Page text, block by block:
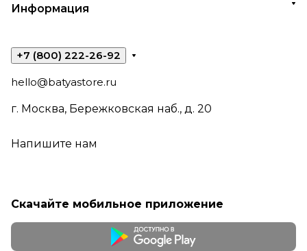
Информация
+7 (800) 222-26-92
hello@batyastore.ru
г. Москва, Бережковская наб., д. 20
Напишите нам
Скачайте мобильное приложение